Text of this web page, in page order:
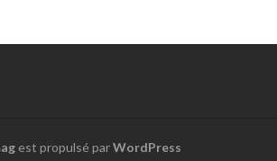
est propulsé parWordPress